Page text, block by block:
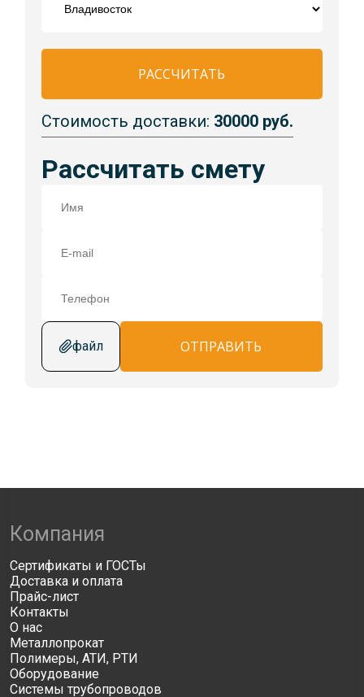
РАССЧИТАТЬ
Стоимость доставки: 30000 руб.
Рассчитать смету
файл ОТПРАВИТЬ
Компания
Сертификаты и ГОСТы
Доставка и оплата
Прайс-лист
Контакты
О нас
Металлопрокат
Полимеры, АТИ, РТИ
Оборудование
Системы трубопроводов